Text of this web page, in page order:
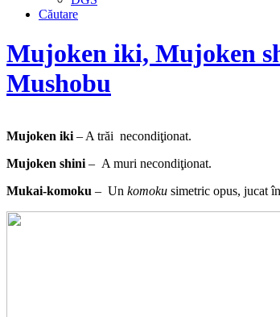
Căutare
Mujoken iki, Mujoken
Mushobu
Mujoken iki – A trăi necondiţionat.
Mujoken shini – A muri necondiţionat.
Mukai-komoku – Un komoku simetric opus, jucat în